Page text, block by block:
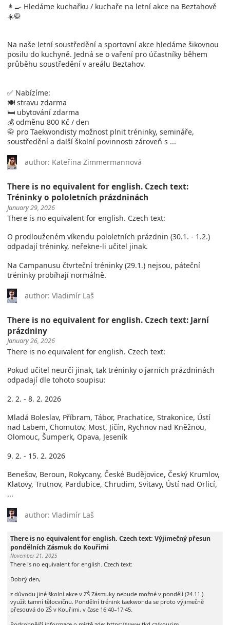
👩‍🍳 Hledáme kuchařku / kuchaře na letní akce na Beztahově
☀️🥋
Na naše letní soustředění a sportovní akce hledáme šikovnou
posilu do kuchyně. Jedná se o vaření pro účastníky během
průběhu soustředění v areálu Beztahov.
✅ Nabízíme:
🍽️ stravu zdarma
🛏️ ubytování zdarma
💰 odměnu 800 Kč / den
🥋 pro Taekwondisty možnost plnit tréninky, semináře,
soustředění a další školní povinnosti zároveň s ...
author: Kateřina Zimmermannová
There is no equivalent for english. Czech text:
Tréninky o pololetních prázdninách
January 29, 2026
There is no equivalent for english. Czech text:
O prodlouženém víkendu pololetních prázdnin (30.1. - 1.2.)
odpadají tréninky, neřekne-li učitel jinak.
Na Campanusu čtvrteční tréninky (29.1.) nejsou, páteční
tréninky probíhají normálně.
author: Vladimír Laš
There is no equivalent for english. Czech text: Jarní
prázdniny
January 26, 2026
There is no equivalent for english. Czech text:
Pokud učitel neurčí jinak, tak tréninky o jarních prázdninách
odpadají dle tohoto soupisu:
2. 2. - 8. 2. 2026
Mladá Boleslav, Příbram, Tábor, Prachatice, Strakonice, Ústí
nad Labem, Chomutov, Most, Jičín, Rychnov nad Kněžnou,
Olomouc, Šumperk, Opava, Jeseník
9. 2. - 15. 2. 2026
Benešov, Beroun, Rokycany, České Budějovice, Český Krumlov,
Klatovy, Trutnov, Pardubice, Chrudim, Svitavy, Ústí nad Orlicí,
...
author: Vladimír Laš
There is no equivalent for english. Czech text: Výjimečný přesun
pondělních Zásmuk do Kouřimi
November 21, 2025
There is no equivalent for english. Czech text:
Dobrý den,
z důvodu jiné školní akce v ZŠ Zásmuky nebude možné v pondělí (24.11.)
využít tamní tělocvičnu. Pondělní trénink taekwonda se proto výjimečně
přesouvá do ZŠ v Kouřimi, v čase 16:40–17:45.